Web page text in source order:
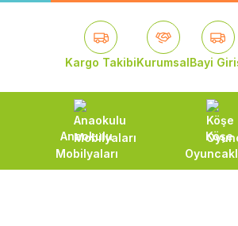
Kargo TakibiKurumsalBayi
Anaokulu
Mobilyaları
Köşe